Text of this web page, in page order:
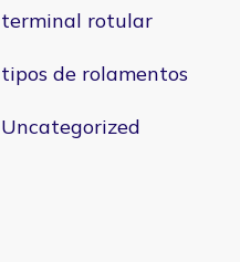
terminal rotular
tipos de rolamentos
Uncategorized